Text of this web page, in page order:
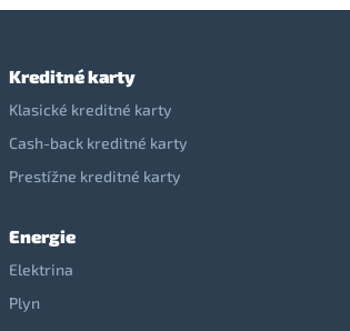
Kreditné karty
Klasické kreditné karty
Cash-back kreditné karty
Prestížne kreditné karty
Energie
Elektrina
Plyn